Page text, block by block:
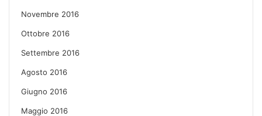
Novembre 2016
Ottobre 2016
Settembre 2016
Agosto 2016
Giugno 2016
Maggio 2016